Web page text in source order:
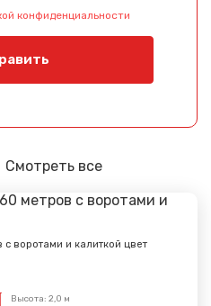
конфиденциальности
Смотреть все
воротами и калиткой цвет
Высота: 2,0 м